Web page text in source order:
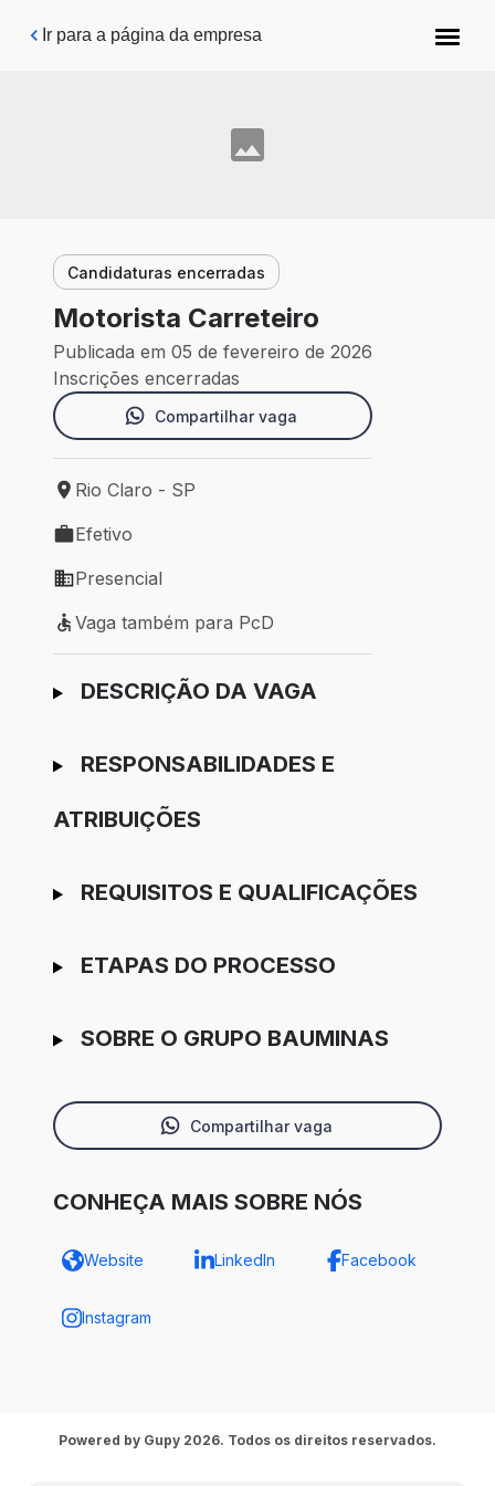
Pular para o conteúdo principal
Ir para a página da empresa
Candidaturas encerradas
Motorista Carreteiro
Publicada em 05 de fevereiro de 2026
Inscrições encerradas
Compartilhar vaga
Local de trabalho: Rio Claro - SP
Rio Claro - SP
Tipo de vaga: Efetivo
Efetivo
Modelo de trabalho: Presencial
Presencial
Vaga também para PcD
Vaga também para PcD
Ir para candidatura
DESCRIÇÃO DA VAGA
RESPONSABILIDADES E
ATRIBUIÇÕES
REQUISITOS E QUALIFICAÇÕES
ETAPAS DO PROCESSO
SOBRE O GRUPO BAUMINAS
Compartilhar vaga
CONHEÇA MAIS SOBRE NÓS
Website LinkedIn Facebook
Instagram
Powered by Gupy 2026. Todos os direitos reservados.